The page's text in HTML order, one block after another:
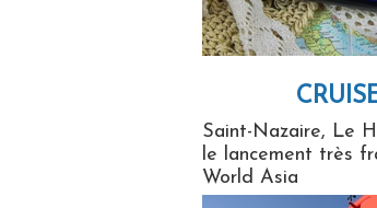
Saint-Nazaire, Le
le lancement très
World Asia